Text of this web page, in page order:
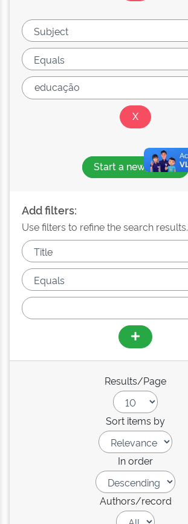
Start a new search
Add filters:
Use filters to refine the search results.
Results/Page
Sort items by
In order
Authors/record